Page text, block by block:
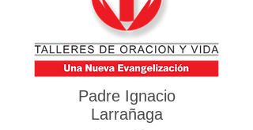
Padre Ignacio
Larrañaga